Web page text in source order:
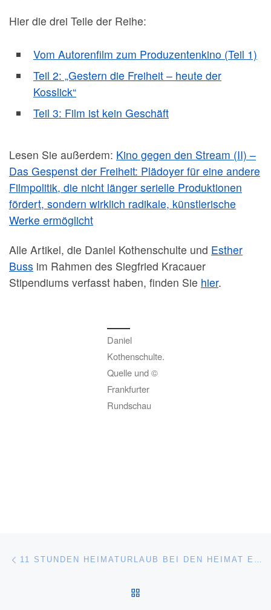
Hier die drei Teile der Reihe:
Vom Autorenfilm zum Produzentenkino (Teil 1)
Teil 2: „Gestern die Freiheit – heute der
Kosslick“
Teil 3: Film ist kein Geschäft
Lesen Sie außerdem: Kino gegen den Stream (II) –
Das Gespenst der Freiheit: Plädoyer für eine andere
Filmpolitik, die nicht länger serielle Produktionen
fördert, sondern wirklich radikale, künstlerische
Werke ermöglicht
Alle Artikel, die Daniel Kothenschulte und Esther
Buss im Rahmen des Siegfried Kracauer
Stipendiums verfasst haben, finden Sie hier.
Daniel
Kothenschulte.
Quelle und ©
Frankfurter
Rundschau
11 STUNDEN HEIMATURLAUB BEI DEN HEIMAT EUROPA FILMFESTSPIELEN